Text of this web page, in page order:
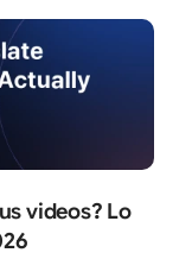
videos? Lo